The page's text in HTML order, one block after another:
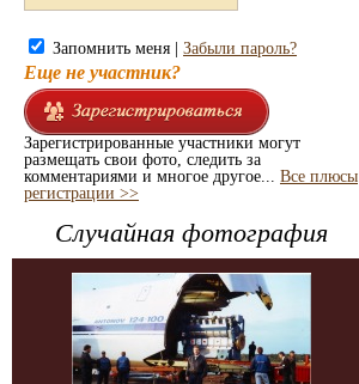
Запомнить меня | Забыли пароль?
Еще не участник?
Зарегистрированные участники могут
размещать свои фото, следить за
комментариями и многое другое... Все плюсы
регистрации >>
Случайная фотография